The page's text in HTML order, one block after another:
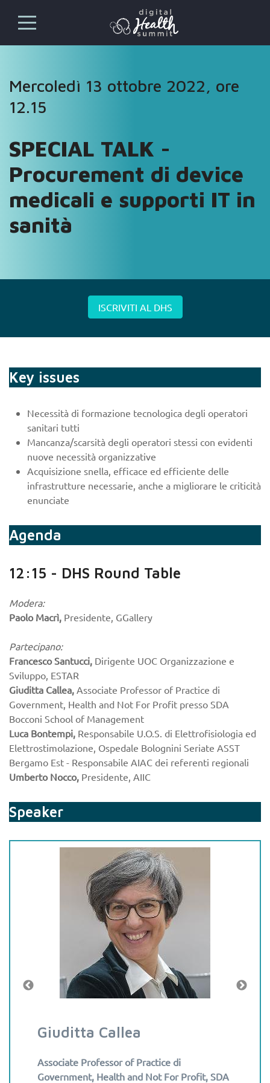
Mercoledì 13 ottobre 2022, ore
12.15
SPECIAL TALK -
Procurement di device
medicali e supporti IT in
sanità
ISCRIVITI AL DHS
Key issues
Necessità di formazione tecnologica degli operatori
sanitari tutti
Mancanza/scarsità degli operatori stessi con evidenti
nuove necessità organizzative
Acquisizione snella, efficace ed efficiente delle
infrastrutture necessarie, anche a migliorare le criticità
enunciate
Agenda
12:15 - DHS Round Table
Modera:
Paolo Macrì, Presidente, GGallery
Partecipano:
Francesco Santucci, Dirigente UOC Organizzazione e
Sviluppo, ESTAR
Giuditta Callea, Associate Professor of Practice di
Government, Health and Not For Profit presso SDA
Bocconi School of Management
Luca Bontempi, Responsabile U.O.S. di Elettrofisiologia ed
Elettrostimolazione, Ospedale Bolognini Seriate ASST
Bergamo Est - Responsabile AIAC dei referenti regionali
Umberto Nocco, Presidente, AIIC
Speaker
Giuditta Callea
Associate Professor of Practice di
Government, Health and Not For Profit, SDA